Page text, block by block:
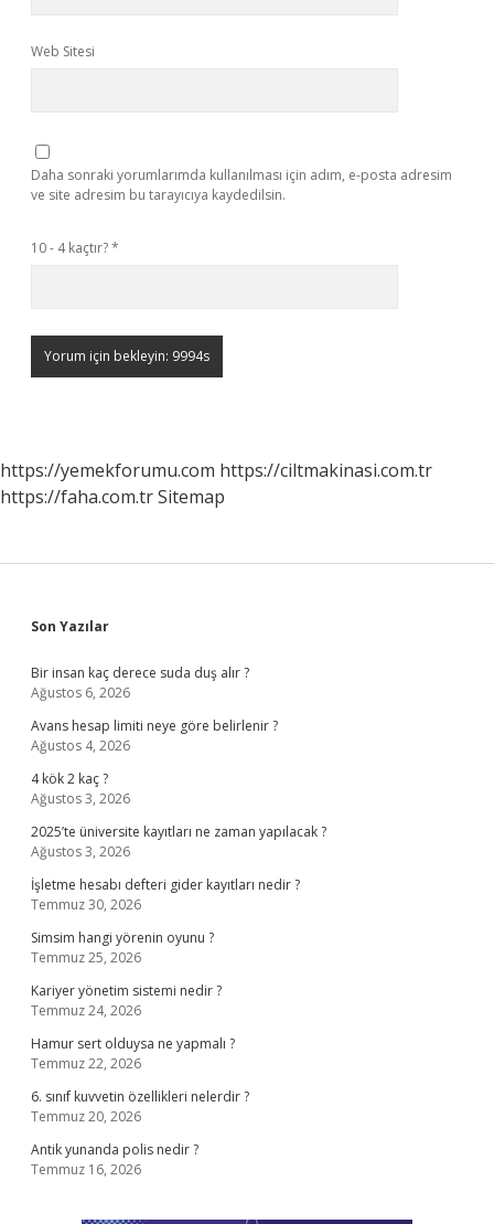
Web Sitesi
Daha sonraki yorumlarımda kullanılması için adım, e-posta adresim
ve site adresim bu tarayıcıya kaydedilsin.
10 - 4 kaçtır?*
https://yemekforumu.com https://ciltmakinasi.com.tr
https://faha.com.trSitemap
Sidebar
Son Yazılar
Bir insan kaç derece suda duş alır ?
Ağustos 6, 2026
Avans hesap limiti neye göre belirlenir ?
Ağustos 4, 2026
4 kök 2 kaç ?
Ağustos 3, 2026
2025’te üniversite kayıtları ne zaman yapılacak ?
Ağustos 3, 2026
İşletme hesabı defteri gider kayıtları nedir ?
Temmuz 30, 2026
Simsim hangi yörenin oyunu ?
Temmuz 25, 2026
Kariyer yönetim sistemi nedir ?
Temmuz 24, 2026
Hamur sert olduysa ne yapmalı ?
Temmuz 22, 2026
6. sınıf kuvvetin özellikleri nelerdir ?
Temmuz 20, 2026
Antik yunanda polis nedir ?
Temmuz 16, 2026